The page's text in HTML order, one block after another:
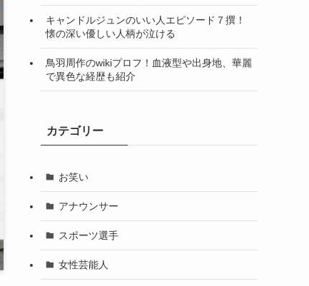
キャンドルジュンのいい人エピソード７撰！
懐の深い優しい人柄が泣ける
鳥羽周作のwikiプロフ！血液型や出身地、華麗
で異色な経歴も紹介
カテゴリー
お笑い
アナウンサー
スポーツ選手
女性芸能人